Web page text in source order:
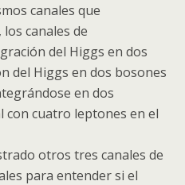
canales que
, los canales de
del Higgs en dos
del Higgs en dos bosones
en dos
con cuatro leptones en el
otros tres canales de
para entender si el